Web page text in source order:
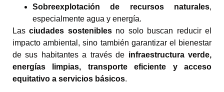
Sobreexplotación de recursos naturales,
especialmente agua y energía.
Lasciudades sosteniblesno solo buscan reducir el
impacto ambiental, sino también garantizar el bienestar
de sus habitantes a través de infraestructura verde,
energías limpias, transporte eficiente y acceso
equitativo a servicios básicos.